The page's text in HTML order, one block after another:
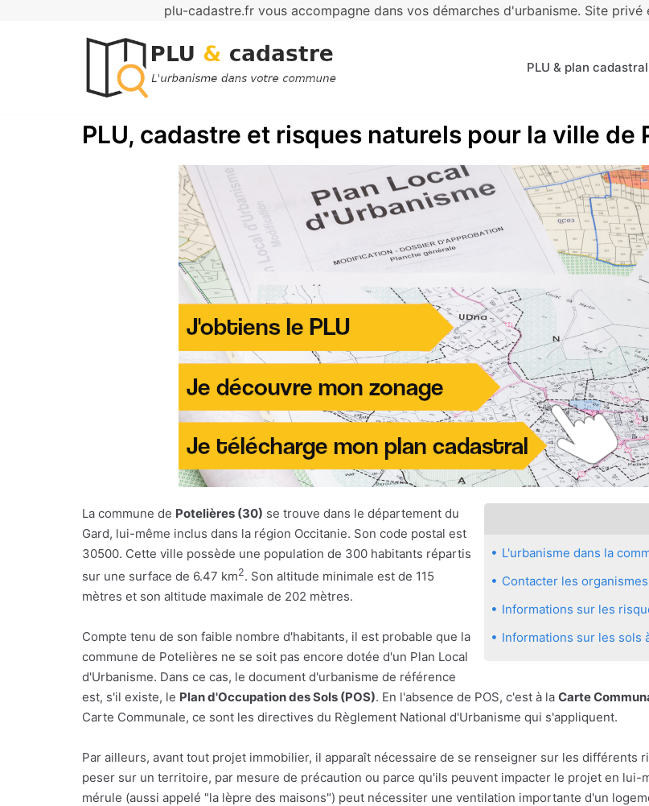
plu-cadastre.fr vous accompagne dans vos démarches d'urbanisme. Site
PLU & plan cadastral
PLU, cadastre et risques naturels pour la ville de
L'urbanisme dans la
Contacter les
Informations sur les
Informations sur les sols
La commune de Potelières (30) se trouve dans le département du
Gard, lui-même inclus dans la région Occitanie. Son code postal est
30500. Cette ville possède une population de 300 habitants répartis
sur une surface de 6.47 km2. Son altitude minimale est de 115
mètres et son altitude maximale de 202 mètres.
Compte tenu de son faible nombre d'habitants, il est probable que la
commune de Potelières ne se soit pas encore dotée d'un Plan Local
d'Urbanisme. Dans ce cas, le document d'urbanisme de référence
est, s'il existe, le Plan d'Occupation des Sols (POS). En l'absence de POS, c'est à la Carte
Carte Communale, ce sont les directives du Règlement National d'Urbanisme qui s'appliquent.
Par ailleurs, avant tout projet immobilier, il apparaît nécessaire de se renseigner sur les
peser sur un territoire, par mesure de précaution ou parce qu'ils peuvent impacter le projet en
mérule (aussi appelé "la lèpre des maisons") peut nécessiter une ventilation importante d'un